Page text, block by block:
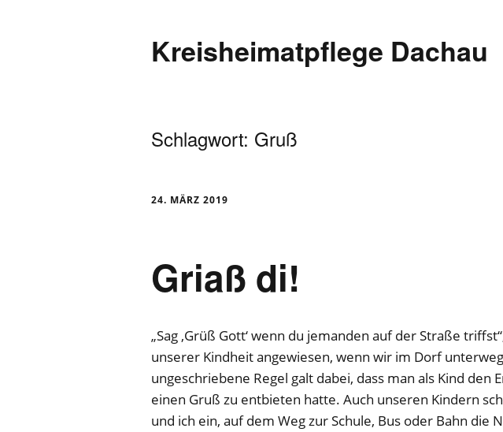
Kreisheimatpflege Dachau
Schlagwort: Gruß
24. MÄRZ 2019
Griaß di!
„Sag ‚Grüß Gott‘ wenn du jemanden auf der Straße
unserer Kindheit angewiesen, wenn wir im Dorf
ungeschriebene Regel galt dabei, dass man als Kind den
einen Gruß zu entbieten hatte. Auch unseren Kindern
und ich ein, auf dem Weg zur Schule, Bus oder Bahn die